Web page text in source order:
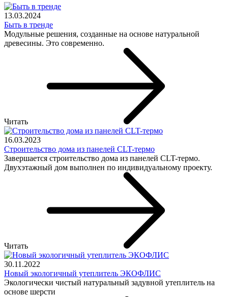
13.03.2024
Быть в тренде
Модульные решения, созданные на основе натуральной
древесины. Это современно.
Читать
16.03.2023
Строительство дома из панелей CLT-термо
Завершается строительство дома из панелей CLT-термо.
Двухэтажный дом выполнен по индивидуальному проекту.
Читать
30.11.2022
Новый экологичный утеплитель ЭКОФЛИС
Экологически чистый натуральный задувной утеплитель на
основе шерсти